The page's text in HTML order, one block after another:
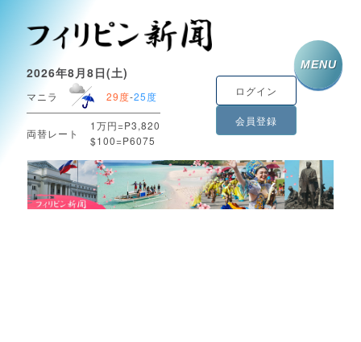
2026年8月8日(土)
マニラ 29度-25度
両替レート
1万円=P3,820
$100=P6075
ログイン
会員登録
MENU